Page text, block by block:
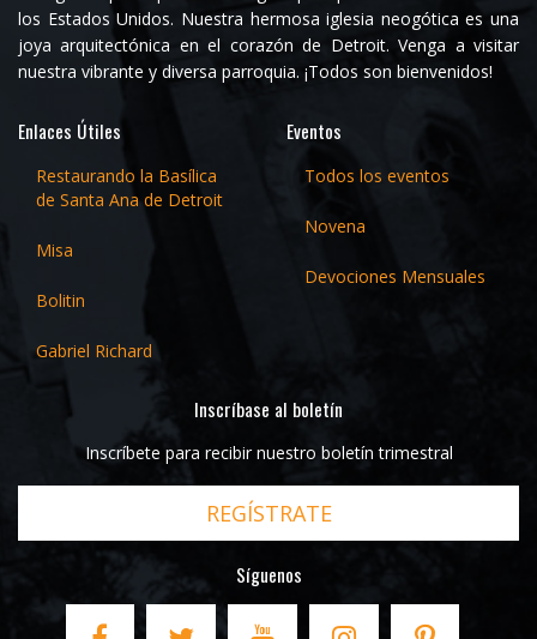
los Estados Unidos. Nuestra hermosa iglesia neogótica es una
joya arquitectónica en el corazón de Detroit. Venga a visitar
nuestra vibrante y diversa parroquia. ¡Todos son bienvenidos!
Enlaces Útiles
Restaurando la Basílica
de Santa Ana de Detroit
Misa
Bolitin
Gabriel Richard
Eventos
Todos los eventos
Novena
Devociones Mensuales
Inscríbase al boletín
Inscríbete para recibir nuestro boletín trimestral
REGÍSTRATE
Síguenos